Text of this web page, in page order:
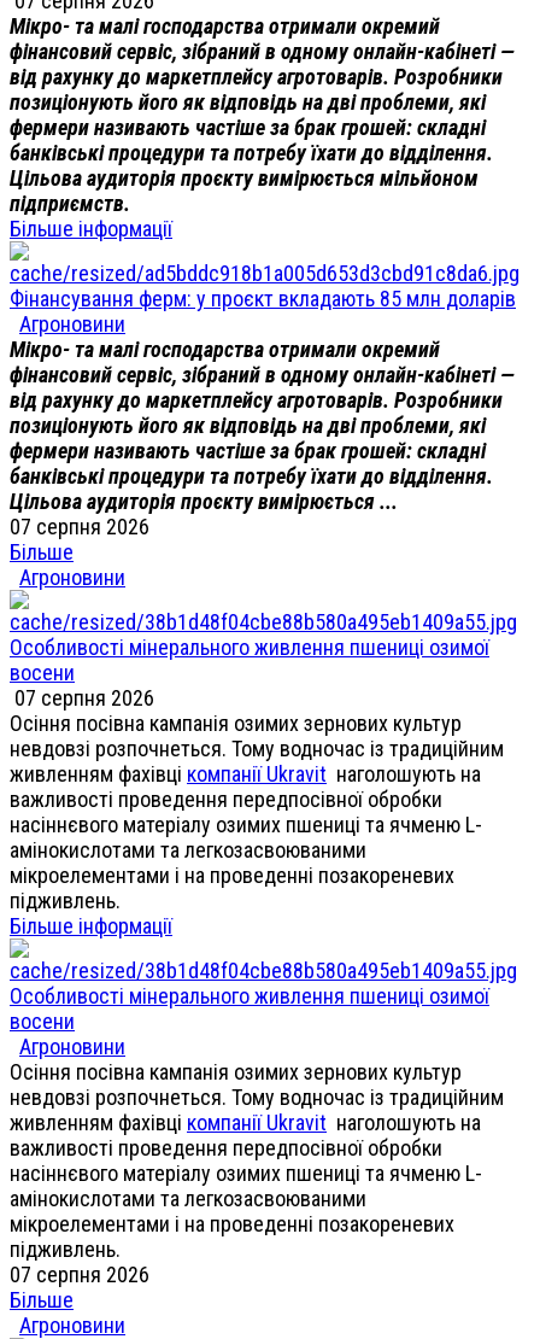
Мікро- та малі господарства отримали окремий
фінансовий сервіс, зібраний в одному онлайн-кабінеті —
від рахунку до маркетплейсу агротоварів. Розробники
позиціонують його як відповідь на дві проблеми, які
фермери називають частіше за брак грошей: складні
банківські процедури та потребу їхати до відділення.
Цільова аудиторія проєкту вимірюється мільйоном
підприємств.
Більше інформації
Фінансування ферм: у проєкт вкладають 85 млн доларів
Агроновини
Мікро- та малі господарства отримали окремий
фінансовий сервіс, зібраний в одному онлайн-кабінеті —
від рахунку до маркетплейсу агротоварів. Розробники
позиціонують його як відповідь на дві проблеми, які
фермери називають частіше за брак грошей: складні
банківські процедури та потребу їхати до відділення.
Цільова аудиторія проєкту вимірюється ...
07 серпня 2026
Більше
Агроновини
Особливості мінерального живлення пшениці озимої
восени
07 серпня 2026
Осіння посівна кампанія озимих зернових культур
невдовзі розпочнеться. Тому водночас із традиційним
живленням фахівці компанії Ukravit наголошують на
важливості проведення передпосівної обробки
насіннєвого матеріалу озимих пшениці та ячменю L-
амінокислотами та легкозасвоюваними
мікроелементами і на проведенні позакореневих
підживлень.
Більше інформації
Особливості мінерального живлення пшениці озимої
восени
Агроновини
Осіння посівна кампанія озимих зернових культур
невдовзі розпочнеться. Тому водночас із традиційним
живленням фахівці компанії Ukravit наголошують на
важливості проведення передпосівної обробки
насіннєвого матеріалу озимих пшениці та ячменю L-
амінокислотами та легкозасвоюваними
мікроелементами і на проведенні позакореневих
підживлень.
07 серпня 2026
Більше
Агроновини